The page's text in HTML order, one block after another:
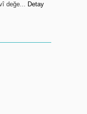
değe... Detay